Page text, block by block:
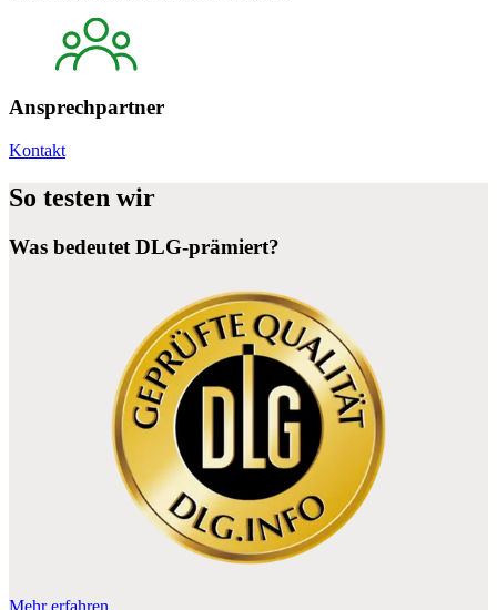
Ansprechpartner
Kontakt
So testen wir
Was bedeutet DLG-prämiert?
Mehr erfahren